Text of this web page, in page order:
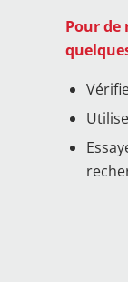
Pour de